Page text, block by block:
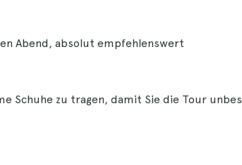
Abend, absolut empfehlenswert
Schuhe zu tragen, damit Sie die Tour